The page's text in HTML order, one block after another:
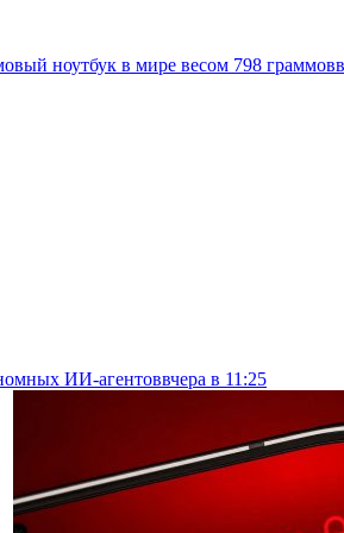
ноутбук в мире весом 798 граммов
ИИ-агентоввчера в 11:25